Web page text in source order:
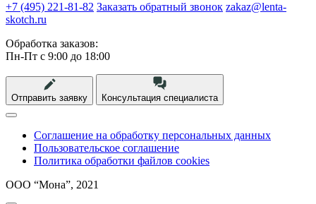
+7 (495) 221-81-82 Заказать обратный звонок zakaz@lenta-
skotch.ru
Обработка заказов:
Пн-Пт с 9:00 до 18:00
Отправить заявку Консультация специалиста
Соглашение на обработку персональных данных
Пользовательское соглашение
Политика обработки файлов cookies
ООО “Мона”, 2021